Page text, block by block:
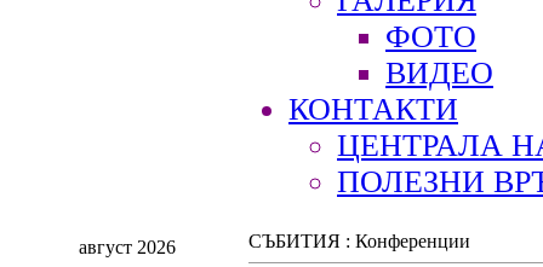
ФОТО
ВИДЕО
КОНТАКТИ
ЦЕНТРАЛА
ПОЛЕЗНИ
август 2026 СЪБИТИЯ : Конференции